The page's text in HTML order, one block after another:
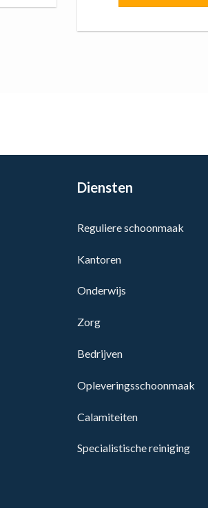
Diensten
Reguliere schoonmaak
Kantoren
Onderwijs
Zorg
Bedrijven
Opleveringsschoonmaak
Calamiteiten
Specialistische reiniging